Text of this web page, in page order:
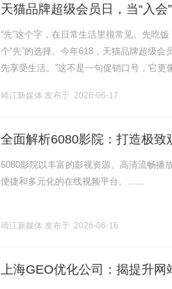
天猫品牌超级会员日，当“入会
“先”这个字，在日常生活里很常见。先吃
个“先”的选择。今年618，天猫品牌超级会
先享受生活。”这不是一句促销口号，它
靖江新媒体 发布于 2026-06-17
全面解析6080影院：打造极致
6080影院以丰富的影视资源、高清流畅播
便捷和多元化的在线视频平台。......
靖江新媒体 发布于 2026-06-16
上海GEO优化公司：揭提升网